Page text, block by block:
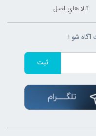
کالا هاي اصل
آگاه شو !
ثبت